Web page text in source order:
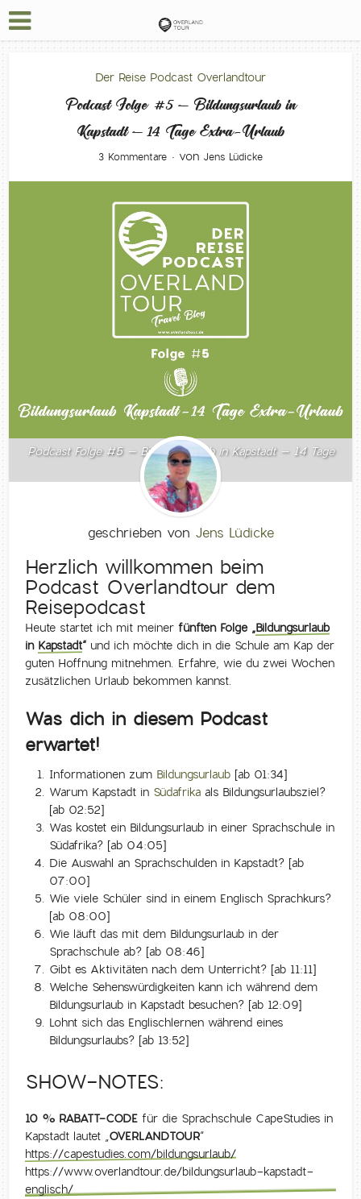
Der Reise Podcast Overlandtour
Podcast Folge #5 – Bildungsurlaub in
Kapstadt – 14 Tage Extra-Urlaub
3 Kommentare von Jens Lüdicke
Podcast Folge #5 – Bildungsurlaub in Kapstadt – 14 Tage
Extra-Urlaub
geschrieben von Jens Lüdicke
Herzlich willkommen beim
Podcast Overlandtour dem
Reisepodcast
Heute startet ich mit meinerfünften Folge „Bildungsurlaub
in Kapstadt“ und ich möchte dich in die Schule am Kap der
guten Hoffnung mitnehmen. Erfahre, wie du zwei Wochen
zusätzlichen Urlaub bekommen kannst.
Was dich in diesem Podcast
erwartet!
Informationen zum Bildungsurlaub [ab 01:34]
Warum Kapstadt in Südafrika als Bildungsurlaubsziel?
[ab 02:52]
Was kostet ein Bildungsurlaub in einer Sprachschule in
Südafrika? [ab 04:05]
Die Auswahl an Sprachschulden in Kapstadt? [ab
07:00]
Wie viele Schüler sind in einem Englisch Sprachkurs?
[ab 08:00]
Wie läuft das mit dem Bildungsurlaub in der
Sprachschule ab? [ab 08:46]
Gibt es Aktivitäten nach dem Unterricht? [ab 11:11]
Welche Sehenswürdigkeiten kann ich während dem
Bildungsurlaub in Kapstadt besuchen? [ab 12:09]
Lohnt sich das Englischlernen während eines
Bildungsurlaubs? [ab 13:52]
SHOW-NOTES:
10 % RABATT-CODE für die Sprachschule CapeStudies in
Kapstadt lautet „OVERLANDTOUR“
https://capestudies.com/bildungsurlaub/
https://www.overlandtour.de/bildungsurlaub-kapstadt-
englisch/